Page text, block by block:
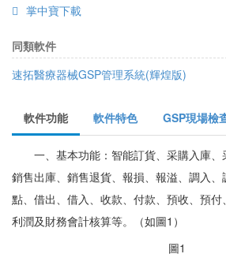
掌中寶下載
同類軟件
速拓醫療器械GSP管理系統(輝煌版)
軟件功能 軟件特色 GSP現場檢
一、基本功能：智能訂貨、采購入庫、
銷售出庫、銷售退貨、報損、報溢、調入
點、借出、借入、收款、付款、預收、預付
利潤及財務會計核算等。（如圖1）
圖1